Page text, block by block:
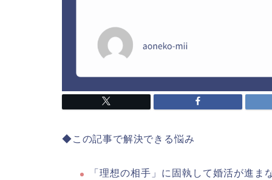
◆この記事で解決できる悩み
「理想の相手」に固執して婚活が進ま